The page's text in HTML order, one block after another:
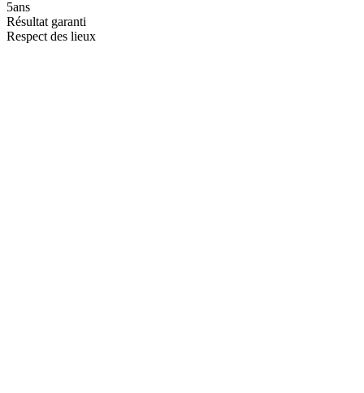
5ans
Résultat garanti
Respect des lieux